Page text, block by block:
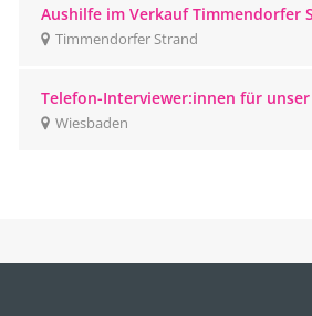
Aushilfe im Verkauf Timmendorfer
Timmendorfer Strand
Telefon-Interviewer:innen für
CATI-Studio gesucht
Wiesbaden